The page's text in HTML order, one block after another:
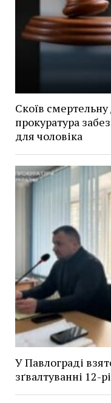
Скоїв
прокуратура
для чоловіка
У Павлограді
зґвалтуванні 12-